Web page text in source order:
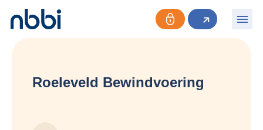
Roeleveld Bewindvoering